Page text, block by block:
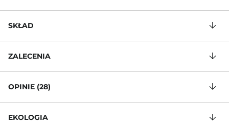
SKŁAD
ZALECENIA
OPINIE (28)
EKOLOGIA